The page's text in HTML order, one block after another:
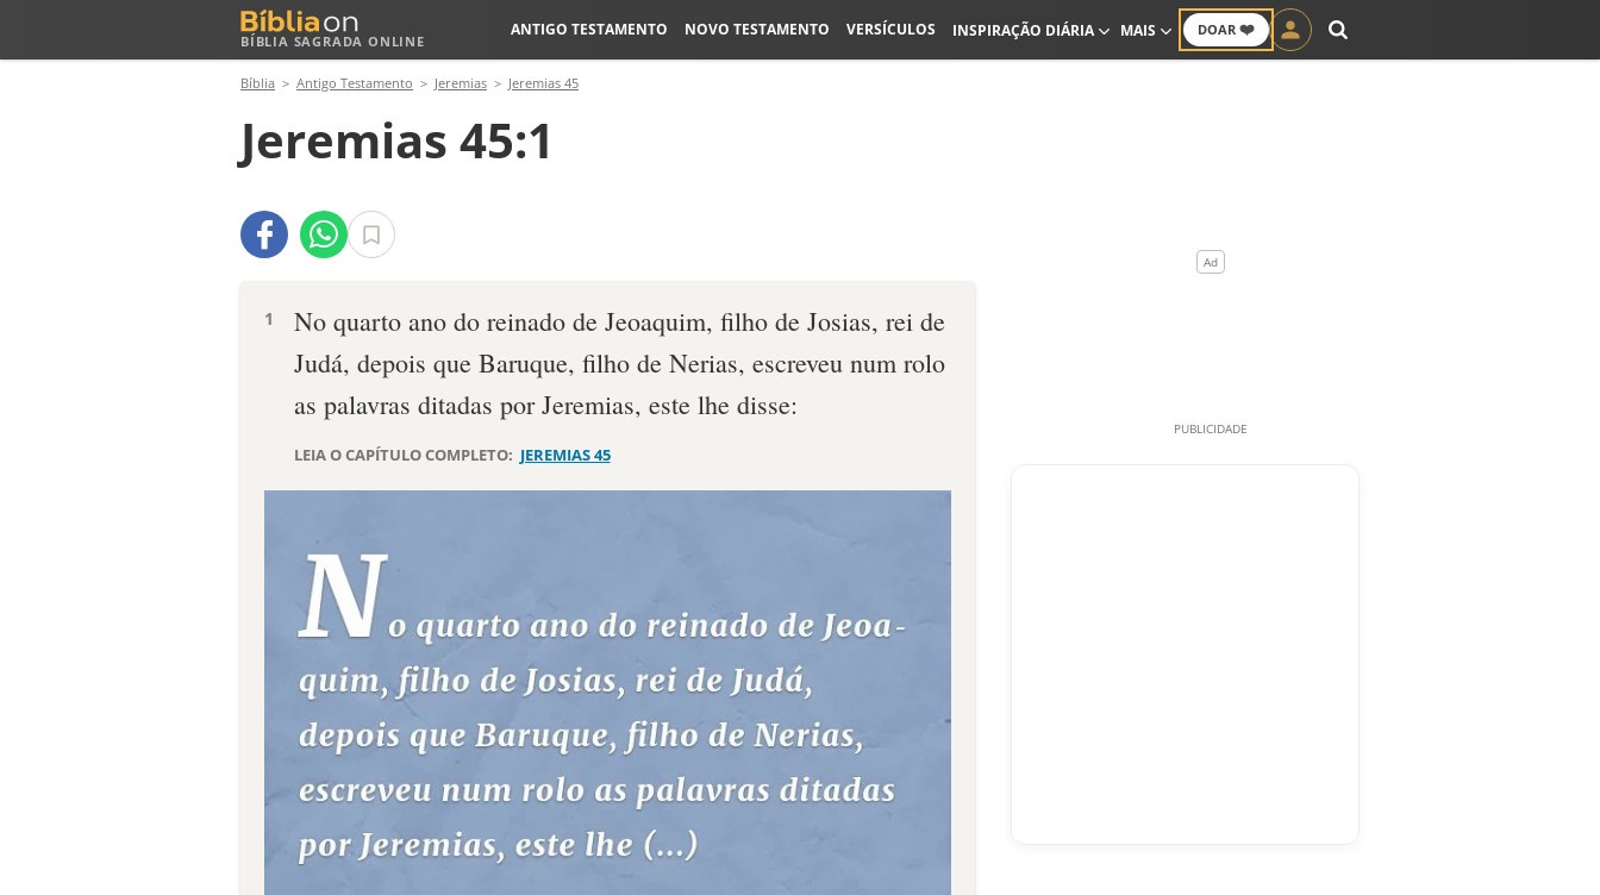
BÍBLIA SAGRADA ONLINE
DOAR ❤️
ANTIGO TESTAMENTO NOVO TESTAMENTO VERSÍCULOS INSPIRAÇÃO DIÁRIA MAIS
Bíblia Antigo Testamento Jeremias Jeremias 45
Jeremias 45:1
1
No quarto ano do reinado de Jeoa­quim, filho de Josias, rei de
Judá, depois que Baruque, filho de Nerias, escreveu num rolo
as palavras ditadas por Jeremias, este lhe disse:
LEIA O CAPÍTULO COMPLETO: JEREMIAS 45